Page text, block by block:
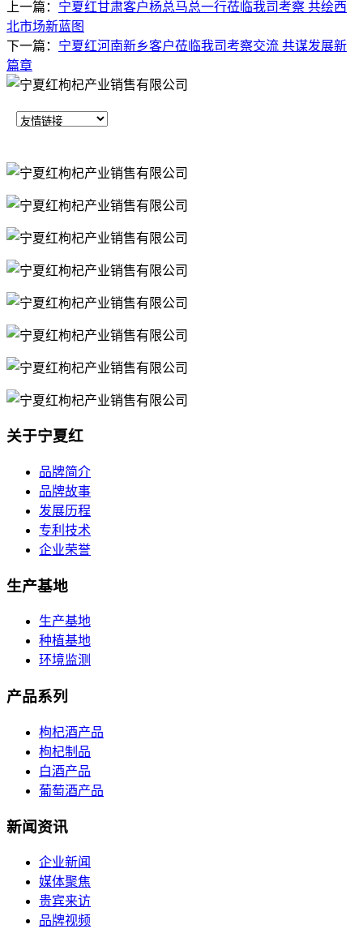
上一篇： 宁夏红甘肃客户杨总马总一行莅临我司考察 共绘西
北市场新蓝图
下一篇： 宁夏红河南新乡客户莅临我司考察交流 共谋发展新
篇章
关于宁夏红
品牌简介
品牌故事
发展历程
专利技术
企业荣誉
生产基地
生产基地
种植基地
环境监测
产品系列
枸杞酒产品
枸杞制品
白酒产品
葡萄酒产品
新闻资讯
企业新闻
媒体聚焦
贵宾来访
品牌视频